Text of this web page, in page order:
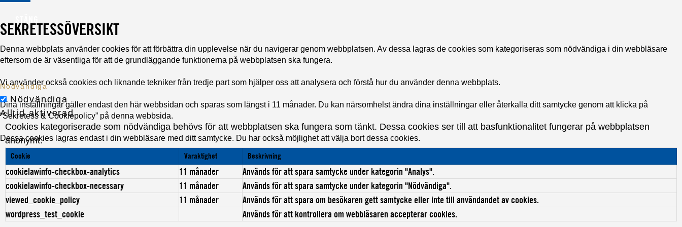
SEKRETESSÖVERSIKT
Denna webbplats använder cookies för att förbättra din upplevelse när du navigerar genom webbplatsen. Av dessa lagras de cookies som kategoriseras som nödvändiga i din webbläsare
eftersom de är väsentliga för att de grundläggande funktionerna på webbplatsen ska fungera.
Vi använder också cookies och liknande tekniker från tredje part som hjälper oss att analysera och förstå hur du använder denna webbplats.
Dina inställningar gäller endast den här webbsidan och sparas som längst i 11 månader. Du kan närsomhelst ändra dina inställningar eller återkalla ditt samtycke genom att klicka på
“Sekretess & Cookiepolicy” på denna webbsida.
Dessa cookies lagras endast i din webbläsare med ditt samtycke. Du har också möjlighet att välja bort dessa cookies.
Nödvändiga
Nödvändiga
Alltid aktiverad
Cookies kategoriserade som nödvändiga behövs för att webbplatsen ska fungera som tänkt. Dessa cookies ser till att basfunktionalitet fungerar på webbplatsen
anonymt.
Cookie Varaktighet Beskrivning
cookielawinfo-checkbox-analytics 11 månader
Används för att spara samtycke under kategorin "Analys".
cookielawinfo-checkbox-necessary
11 månader
Används för att spara samtycke under kategorin "Nödvändiga".
viewed_cookie_policy
11 månader
Används för att spara om besökaren gett samtycke eller inte till användandet av cookies.
wordpress_test_cookie
Används för att kontrollera om webbläsaren accepterar cookies.